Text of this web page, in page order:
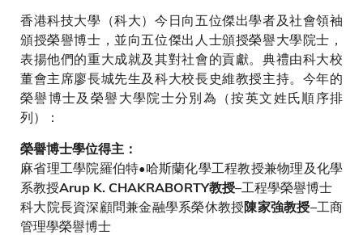
結
香港科技大學（科大）今日向五位傑出學者及社會領袖
頒授榮譽博士，並向五位傑出人士頒授榮譽大學院士，
表揚他們的重大成就及其對社會的貢獻。典禮由科大校
董會主席廖長城先生及科大校長史維教授主持。今年的
榮譽博士及榮譽大學院士分別為（按英文姓氏順序排
列）：
榮譽博士學位得主：
麻省理工學院羅伯特•哈斯蘭化學工程教授兼物理及化學
系教授Arup K. CHAKRABORTY教授–工程學榮譽博士
科大院長資深顧問兼金融學系榮休教授陳家強教授–工商
管理學榮譽博士